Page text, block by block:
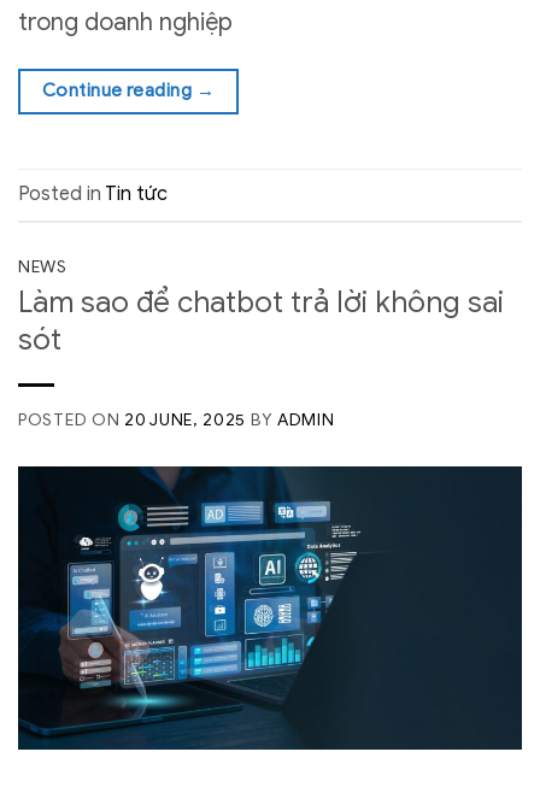
trong doanh nghiệp
Continue reading →
Posted in Tin tức
NEWS
Làm sao để chatbot trả lời không sai
sót
POSTED ON 20 JUNE, 2025 BY ADMIN